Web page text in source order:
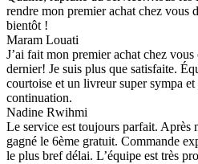
rendre mon premier achat chez vous
bientôt !
Maram Louati
J’ai fait mon premier achat chez vous
dernier! Je suis plus que satisfaite.
courtoise et un livreur super sympa
continuation.
Nadine Rwihmi
Le service est toujours parfait. Après
gagné le 6ème gratuit. Commande
le plus bref délai. L’équipe est très